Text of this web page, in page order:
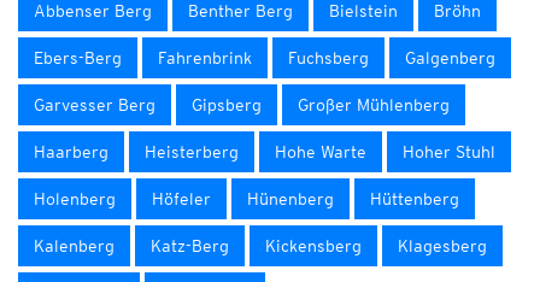
Abbenser Berg Benther Berg Bielstein Bröhn
Ebers-Berg Fahrenbrink Fuchsberg Galgenberg
Garvesser Berg Gipsberg Großer Mühlenberg
Haarberg Heisterberg Hohe Warte Hoher Stuhl
Holenberg Höfeler Hünenberg Hüttenberg
Kalenberg Katz-Berg Kickensberg Klagesberg